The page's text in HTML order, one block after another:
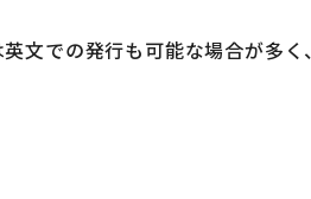
文での発行も可能な場合が多